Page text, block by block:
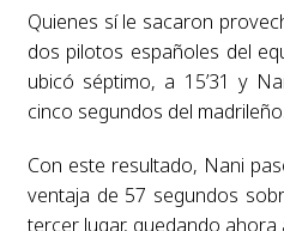
Quienes sí le sacaron
dos pilotos españoles del
ubicó séptimo, a 15’31 y
cinco segundos del madrileño.
Con este resultado, Nani
ventaja de 57 segundos
tercer lugar, quedando